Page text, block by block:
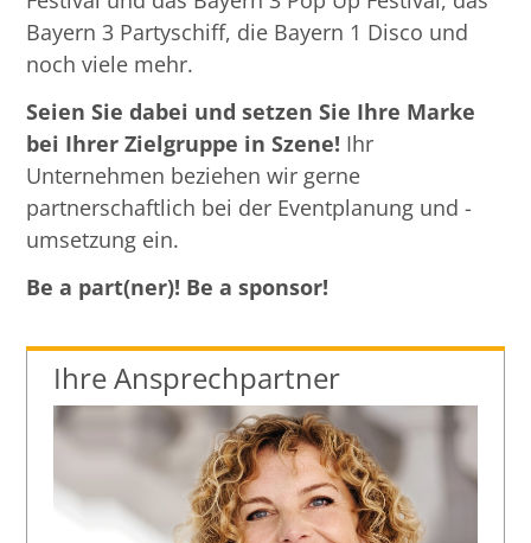
Bayern 3 Partyschiff, die Bayern 1 Disco und
noch viele mehr.
Seien Sie dabei und setzen Sie Ihre Marke
bei Ihrer Zielgruppe in Szene! Ihr
Unternehmen beziehen wir gerne
partnerschaftlich bei der Eventplanung und -
umsetzung ein.
Be a part(ner)! Be a sponsor!
Ihre Ansprechpartner